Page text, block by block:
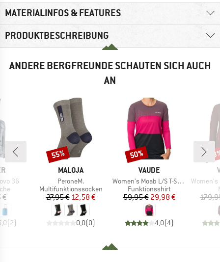
MATERIALINFOS & FEATURES
PRODUKTBESCHREIBUNG
ANDERE BERGFREUNDE SCHAUTEN SICH AUCH
AN
36
€
(2)
MARKE
MALOJA
Artikel
PeroneM.
Produktgruppe
Multifunktionssocken
Preis
27,95 € reduzierter Preis
12,58 €
0,0(0)
Rabatt
55%
MARKE
VAUDE
Artikel
Women's Moab L/S T-Shirt V
Produktgruppe
Funktionsshirt
Preis
59,95 €reduzierter Preis
29,98 €
4,0(4)
Rabatt
50%
Artikel
Women's